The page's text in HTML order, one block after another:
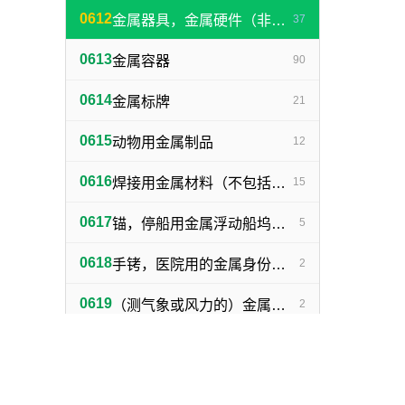
0612 金属器具，金属硬件（非机器零件） 37
0613金属容器 90
0614金属标牌 21
0615动物用金属制品 12
0616 焊接用金属材料（不包括塑料焊丝） 15
0617 锚，停船用金属浮动船坞，金属下锚桩 5
0618 手铐，医院用的金属身份证明手镯 2
0619 （测气象或风力的）金属浆叶，金属风标 2